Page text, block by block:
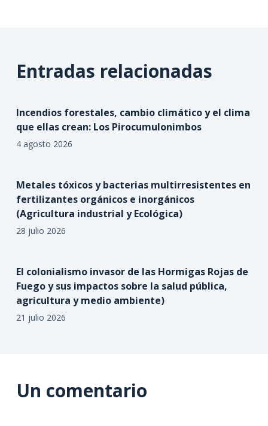
Entradas relacionadas
Incendios forestales, cambio climático y el clima
que ellas crean: Los Pirocumulonimbos
4 agosto 2026
Metales tóxicos y bacterias multirresistentes en
fertilizantes orgánicos e inorgánicos
(Agricultura industrial y Ecológica)
28 julio 2026
El colonialismo invasor de las Hormigas Rojas de
Fuego y sus impactos sobre la salud pública,
agricultura y medio ambiente)
21 julio 2026
Un comentario